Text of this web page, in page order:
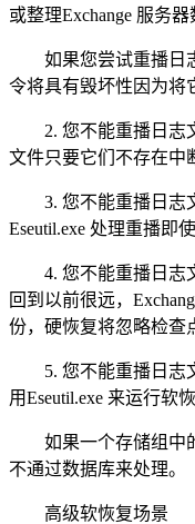
或整理Exchange 服务
如果您尝试重播日志
令将具有毁坏性因为将
2. 您不能重播日志文
文件只要它们不存在中
3. 您不能重播日志文
Eseutil.exe 处理重播即
4. 您不能重播日志文
回到以前很远，
份，硬恢复将忽略检查
5. 您不能重播日志文
用Eseutil.exe 来运行软恢
如果一个存储组中的
不通过数据库来处理。
高级软恢复场景